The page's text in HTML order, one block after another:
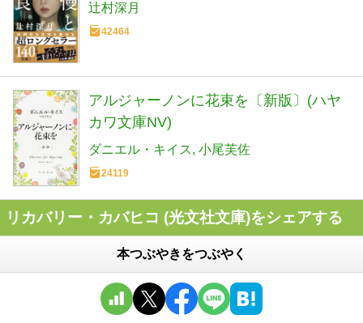
辻村深月
42464
アルジャーノンに花束を〔新版〕(ハヤ
カワ文庫NV)
ダニエル・キイス 小尾芙佐
24119
リカバリー・カバヒコ (光文社文庫)をシェアする
本つぶやきをつぶやく